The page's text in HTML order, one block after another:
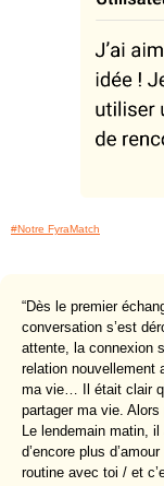
#Notre FyraMatch
“Dès le premier
conversation s’est
attente, la connexion
relation nouvellement
ma vie… Il était clair
partager ma vie. Alors
Le lendemain matin,
d’encore plus
routine avec toi / et